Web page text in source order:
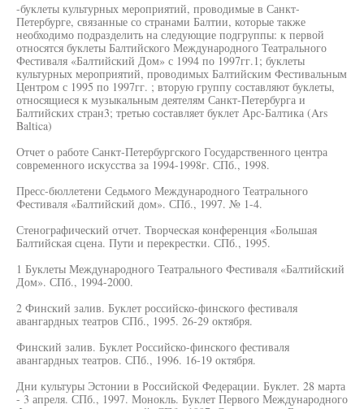
-буклеты культурных мероприятий, проводимые в Санкт-
Петербурге, связанные со странами Балтии, которые также
необходимо подразделить на следующие подгруппы: к первой
относятся буклеты Балтийского Международного Театрального
Фестиваля «Балтийский Дом» с 1994 по 1997гг.1; буклеты
культурных мероприятий, проводимых Балтийским Фестивальным
Центром с 1995 по 1997гг. ; вторую группу составляют буклеты,
относящиеся к музыкальным деятелям Санкт-Петербурга и
Балтийских стран3; третью составляет буклет Арс-Балтика (Ars
Baltica)
Отчет о работе Санкт-Петербургского Государственного центра
современного искусства за 1994-1998г. СПб., 1998.
Пресс-бюллетени Седьмого Международного Театрального
Фестиваля «Балтийский дом». СПб., 1997. № 1-4.
Стенографический отчет. Творческая конференция «Большая
Балтийская сцена. Пути и перекрестки. СПб., 1995.
1 Буклеты Международного Театрального Фестиваля «Балтийский
Дом». СПб., 1994-2000.
2 Финский залив. Буклет российско-финского фестиваля
авангардных театров СПб., 1995. 26-29 октября.
Финский залив. Буклет Российско-финского фестиваля
авангардных театров. СПб., 1996. 16-19 октября.
Дни культуры Эстонии в Российской Федерации. Буклет. 28 марта
- 3 апреля. СПб., 1997. Монокль. Буклет Первого Международного